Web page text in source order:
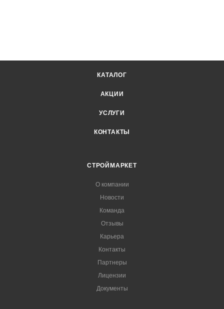
КАТАЛОГ
АКЦИИ
УСЛУГИ
КОНТАКТЫ
СТРОЙМАРКЕТ
О компании
Новости
Команда
Отзывы
Карьера
Контакты
Партнеры
Лицензии
Документы